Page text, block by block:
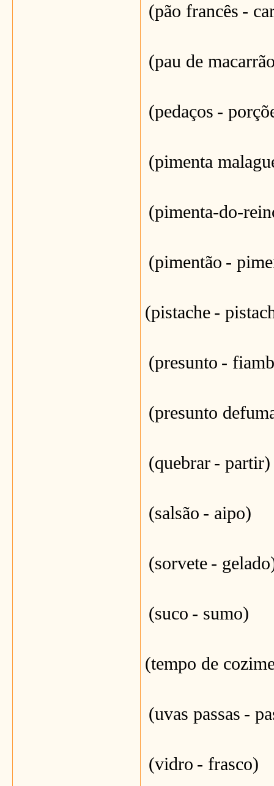
(pão francês -
(pau de
(pedaços -
(pimenta
(pimenta-do-
(pimentão -
(pistache -
(presunto -
(presunto
(quebrar - partir)
(salsão - aipo)
(sorvete -
(suco - sumo)
(tempo de
(uvas passas -
(vidro - frasco)